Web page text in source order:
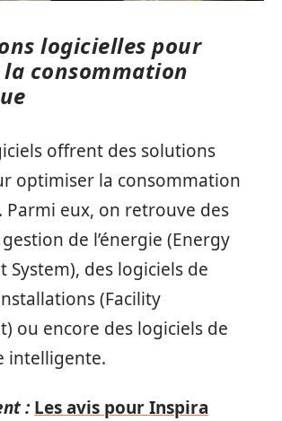
logicielles pour
consommation
offrent des solutions
optimiser la consommation
Parmi eux, on retrouve des
de l’énergie (Energy
System), des logiciels de
(Facility
ou encore des logiciels de
intelligente.
: Les avis pour Inspira